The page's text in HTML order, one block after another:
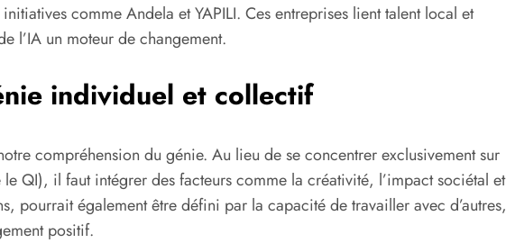
comme Andela et YAPILI. Ces entreprises lient talent local et
l’IA un moteur de changement.
individuel et collectif
compréhension du génie. Au lieu de se concentrer exclusivement sur
QI), il faut intégrer des facteurs comme la créativité, l’impact sociétal et
pourrait également être défini par la capacité de travailler avec d’autres,
positif.